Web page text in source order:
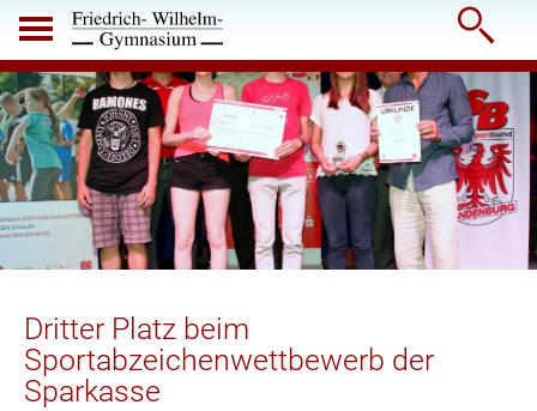

Dritter Platz beim
Sportabzeichenwettbewerb der
Sparkasse